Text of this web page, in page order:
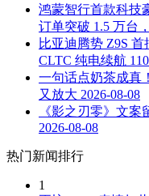
鸿蒙智行首款科技
订单突破 1.5 万台
比亚迪腾势 Z9S 首
CLTC 纯电续航
一句话点奶茶成真
又放大 2026-08-08
《影之刃零》文
2026-08-08
热门新闻排行
1